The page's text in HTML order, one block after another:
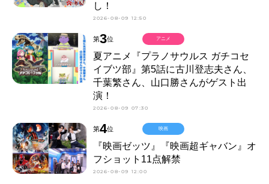
し！
2026-08-09 12:50
第3位
夏アニメ『プラノサウルス ガチコセ
イブツ部』第5話に古川登志夫さん、
千葉繁さん、山口勝さんがゲスト出
演！
2026-08-09 07:30
アニメ
第4位
『映画ゼッツ』『映画超ギャバン』オ
フショット11点解禁
2026-08-09 12:00
映画